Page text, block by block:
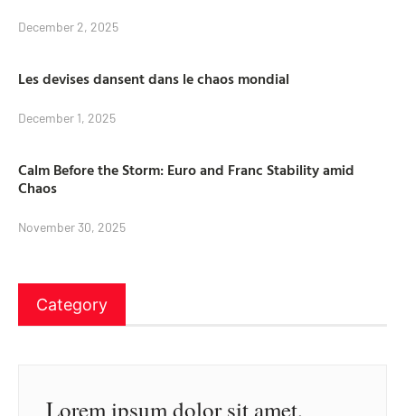
December 2, 2025
Les devises dansent dans le chaos mondial
December 1, 2025
Calm Before the Storm: Euro and Franc Stability amid
Chaos
November 30, 2025
Category
Lorem ipsum dolor sit amet,